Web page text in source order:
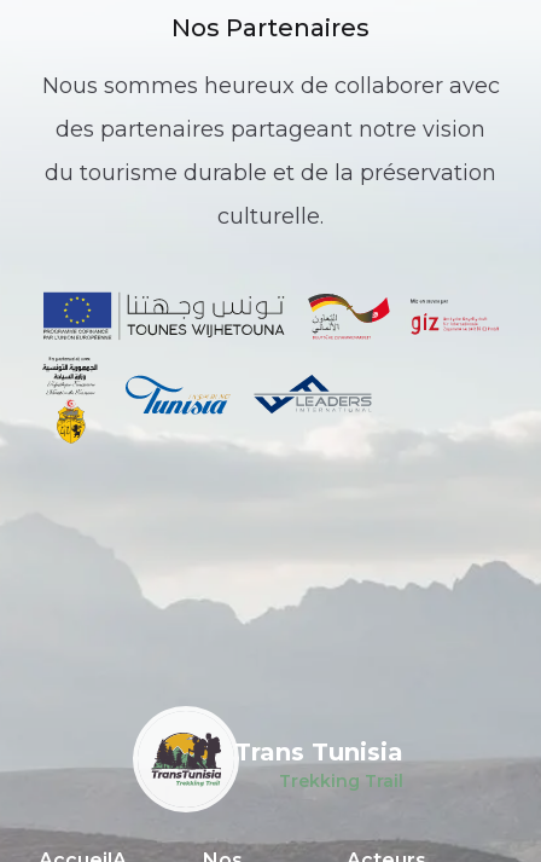
Nos Partenaires
Nous sommes heureux de collaborer avec
des partenaires partageant notre vision
du tourisme durable et de la préservation
culturelle.
Trans Tunisia
Trekking Trail